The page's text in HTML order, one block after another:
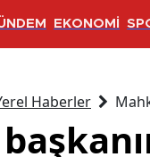
EKONOMİ
Haberler